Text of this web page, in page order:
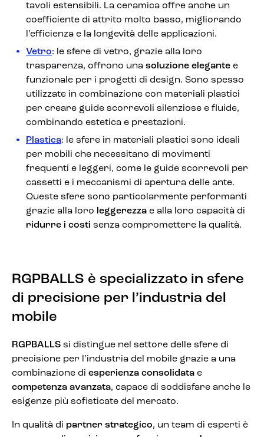
tavoli estensibili. La ceramica offre anche un
coefficiente di attrito molto basso, migliorando
l’efficienza e la longevità delle applicazioni.
Vetro: le sfere di vetro, grazie alla loro
trasparenza, offrono una soluzione elegante e
funzionale per i progetti di design. Sono spesso
utilizzate in combinazione con materiali plastici
per creare guide scorrevoli silenziose e fluide,
combinando estetica e prestazioni.
Plastica: le sfere in materiali plastici sono ideali
per mobili che necessitano di movimenti
frequenti e leggeri, come le guide scorrevoli per
cassetti e i meccanismi di apertura delle ante.
Queste sfere sono particolarmente performanti
grazie alla loro leggerezza e alla loro capacità di
ridurre i costi senza compromettere la qualità.
RGPBALLS è specializzato in sfere
di precisione per l’industria del
mobile
RGPBALLS si distingue nel settore delle sfere di
precisione per l’industria del mobile grazie a una
combinazione di esperienza consolidata e
competenza avanzata, capace di soddisfare anche le
esigenze più sofisticate del mercato.
In qualità di partner strategico, un team di esperti è